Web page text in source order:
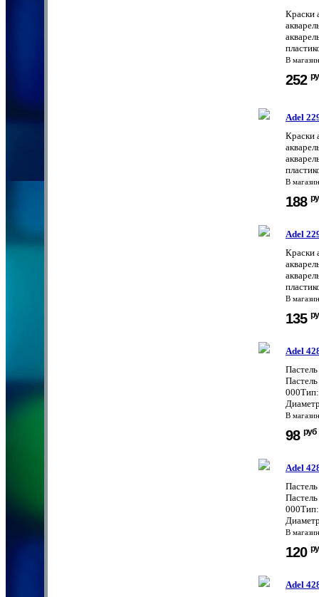
Краски
В
252
Adel
Краски
В
188
Adel
Краски
В
135
Adel
000Тип:
В
98 руб
Adel
000Тип:
В
120
Adel